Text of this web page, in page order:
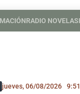
RADIO NOVELAS
jueves, 06/08/2026